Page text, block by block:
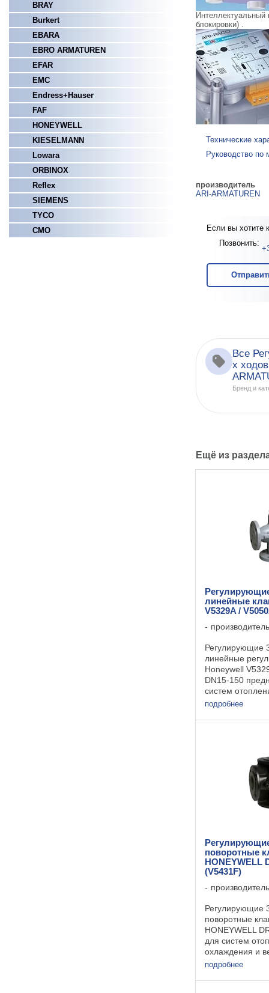
BRAY
Burkert
EBARA
EBRO ARMATUREN
EFAR
EMC
Endress+Hauser
FAF
HONEYWELL
KIESELMANN
Lowara
ORBINOX
Reflex
SIEMENS
TYCO
СМО
Интеллектуальный
блокировки) .
Технические
Руководство по
производитель
ARI-ARMATUREN
Если вы хотите
Позвонить:
Все
х
Бренд и
Ещё из
линейные
V5329A /
Регулирующие
линейные
Honeywell
DN15-150
систем
вентиляции.
Материал
подробнее
поворотные
HONEYWELL
(V5431F)
Регулирующие
поворотные
HONEYWELL
для систем
охлаждения и
клапана 3-х
гликолевая
подробнее